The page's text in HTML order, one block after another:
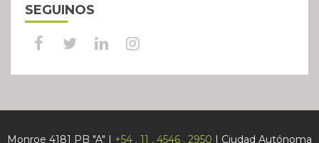
SEGUINOS
Monroe 4181 PB "A" | +54 . 11 . 4546 . 2950 | Ciudad Autónoma